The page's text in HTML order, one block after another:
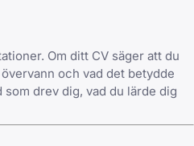
Om ditt CV säger att du
och vad det betydde
drev dig, vad du lärde dig